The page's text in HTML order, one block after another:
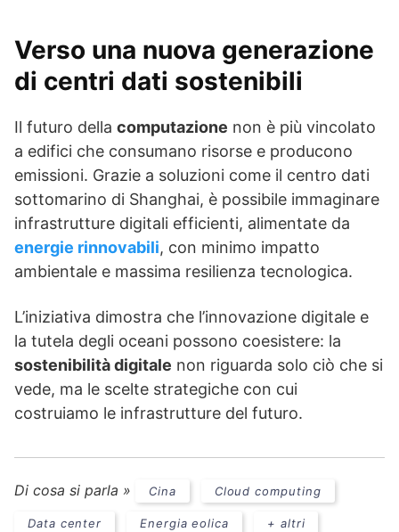
Verso una nuova generazione
di centri dati sostenibili
Il futuro della computazione non è più vincolato
a edifici che consumano risorse e producono
emissioni. Grazie a soluzioni come il centro dati
sottomarino di Shanghai, è possibile immaginare
infrastrutture digitali efficienti, alimentate da
energie rinnovabili, con minimo impatto
ambientale e massima resilienza tecnologica.
L’iniziativa dimostra che l’innovazione digitale e
la tutela degli oceani possono coesistere: la
sostenibilità digitale non riguarda solo ciò che si
vede, ma le scelte strategiche con cui
costruiamo le infrastrutture del futuro.
Di cosa si parla » Cina Cloud computing
Data center Energia eolica + altri